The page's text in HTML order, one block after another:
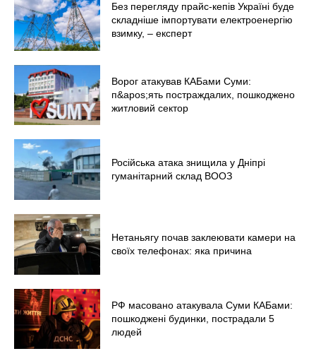
Без перегляду прайс-кепів Україні буде
складніше імпортувати електроенергію
взимку, – експерт
Ворог атакував КАБами Суми:
п&apos;ять постраждалих, пошкоджено
житловий сектор
Російська атака знищила у Дніпрі
гуманітарний склад ВООЗ
Нетаньягу почав заклеювати камери на
своїх телефонах: яка причина
РФ масовано атакувала Суми КАБами:
пошкоджені будинки, пострадали 5
людей